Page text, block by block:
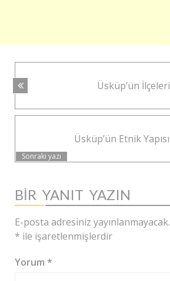
NAVIGASYONUÜsküp’ün İlçeleri
Sonraki yazı
Üsküp’ün Etnik Yapısı
BIR YANIT YAZIN
E-posta adresiniz yayınlanmayacak.
* ile işaretlenmişlerdir
Yorum *